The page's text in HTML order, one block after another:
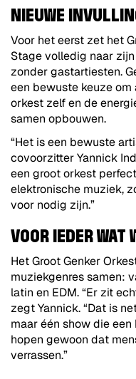
NIEUWE
Voor het eerst zet het
Stage volledig naar zijn
zonder gastartiesten.
een bewuste keuze
orkest zelf en de
samen opbouwen.
“Het is een bewuste
covoorzitter Yannick
een groot orkest
elektronische muziek,
voor nodig zijn.”
VOOR IEDER WAT
Het Groot Genker
muziekgenres samen:
latin en EDM. “Er zit
zegt Yannick. “Dat is
maar één show die
hopen gewoon dat
verrassen.”